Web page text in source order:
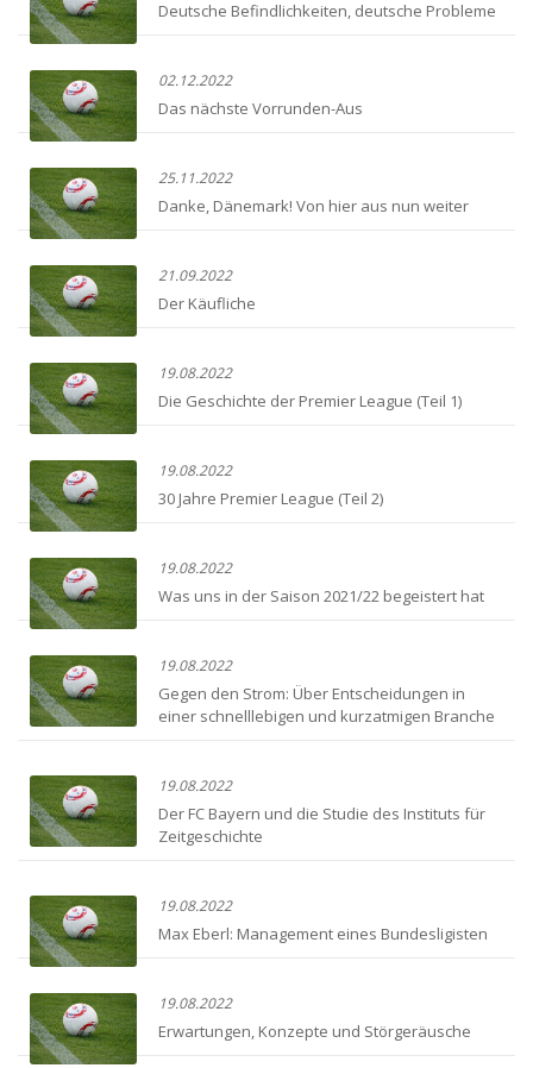
Deutsche Befindlichkeiten, deutsche Probleme
02.12.2022
Das nächste Vorrunden-Aus
25.11.2022
Danke, Dänemark! Von hier aus nun weiter
21.09.2022
Der Käufliche
19.08.2022
Die Geschichte der Premier League (Teil 1)
19.08.2022
30 Jahre Premier League (Teil 2)
19.08.2022
Was uns in der Saison 2021/22 begeistert hat
19.08.2022
Gegen den Strom: Über Entscheidungen in
einer schnelllebigen und kurzatmigen Branche
19.08.2022
Der FC Bayern und die Studie des Instituts für
Zeitgeschichte
19.08.2022
Max Eberl: Management eines Bundesligisten
19.08.2022
Erwartungen, Konzepte und Störgeräusche